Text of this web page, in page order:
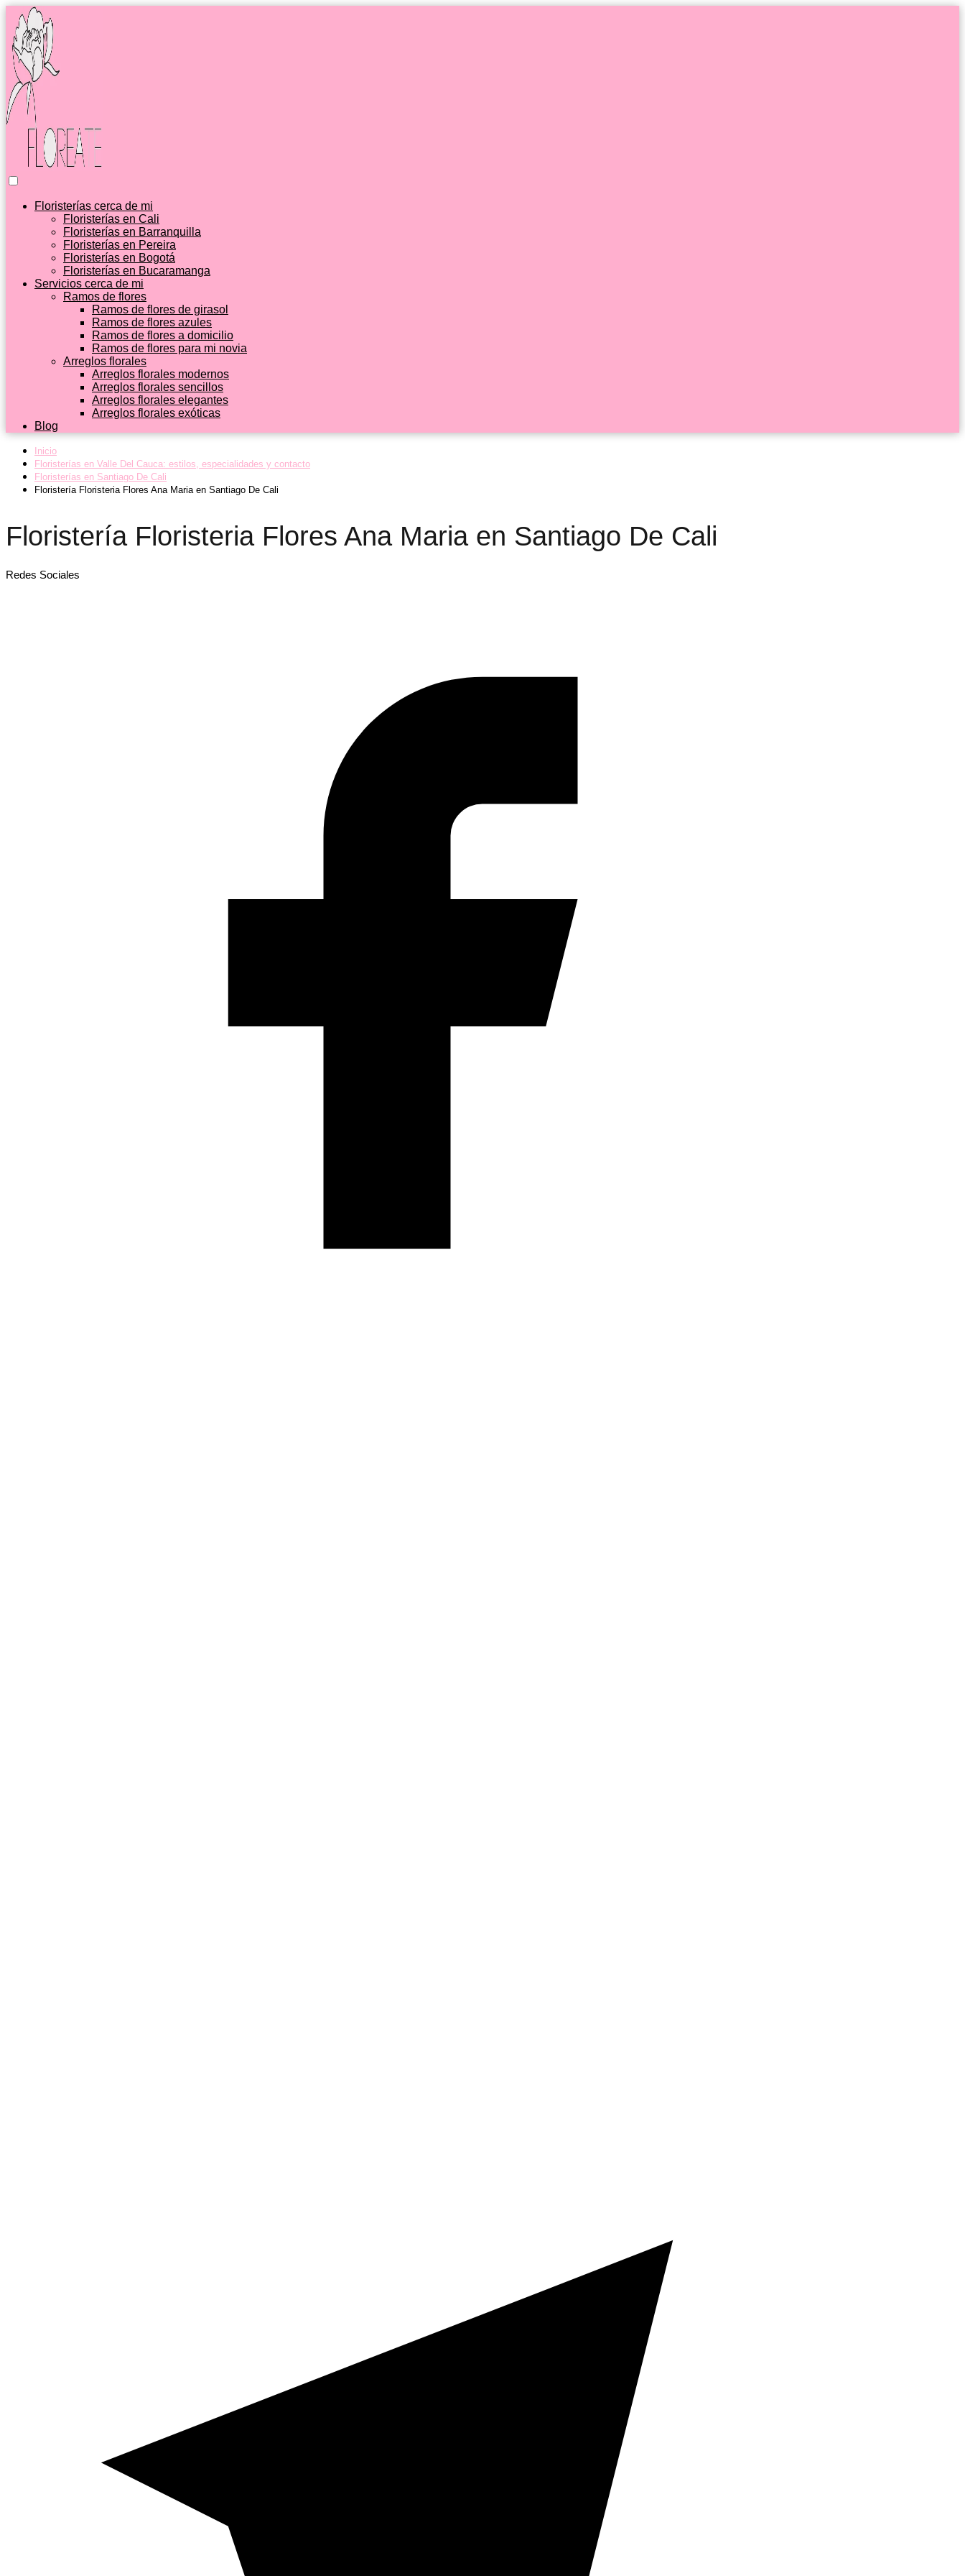
Floristerías cerca de mi
Floristerías en Cali
Floristerías en Barranquilla
Floristerías en Pereira
Floristerías en Bogotá
Floristerías en Bucaramanga
Servicios cerca de mi
Ramos de flores
Ramos de flores de girasol
Ramos de flores azules
Ramos de flores a domicilio
Ramos de flores para mi novia
Arreglos florales
Arreglos florales modernos
Arreglos florales sencillos
Arreglos florales elegantes
Arreglos florales exóticas
Blog
Inicio
Floristerías en Valle Del Cauca: estilos, especialidades y contacto
Floristerías en Santiago De Cali
Floristería Floristeria Flores Ana Maria en Santiago De Cali
Floristería Floristeria Flores Ana Maria en Santiago De Cali
Redes Sociales